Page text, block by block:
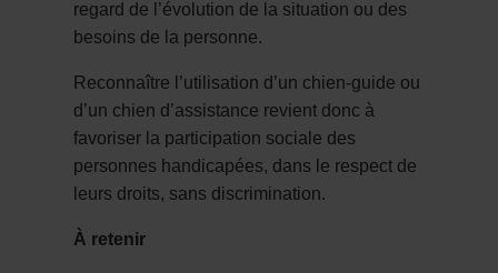
regard de l’évolution de la situation ou des
besoins de la personne.
Reconnaître l’utilisation d’un chien-guide ou
d’un chien d’assistance revient donc à
favoriser la participation sociale des
personnes handicapées, dans le respect de
leurs droits, sans discrimination.
À retenir